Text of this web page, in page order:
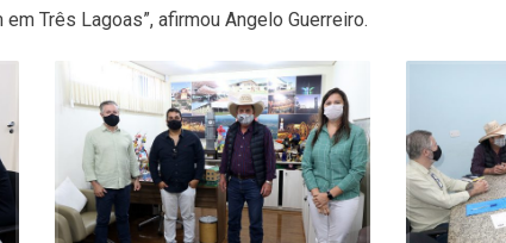
Três Lagoas”, afirmou Angelo Guerreiro.